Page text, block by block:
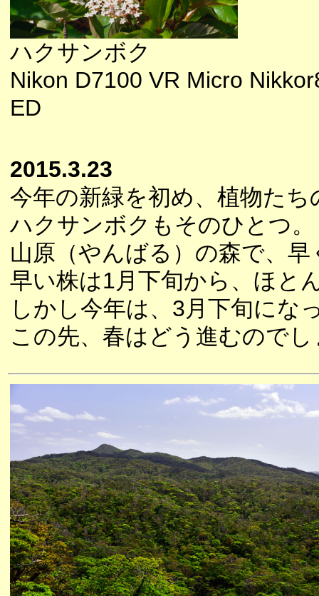
ハクサンボク
Nikon D7100 VR Micro
ED
2015.3.23
今年の新緑を初め、植物た
ハクサンボクもそのひとつ。
山原（やんばる）の森で、
早い株は1月下旬から、ほと
しかし今年は、3月下旬にな
この先、春はどう進むので